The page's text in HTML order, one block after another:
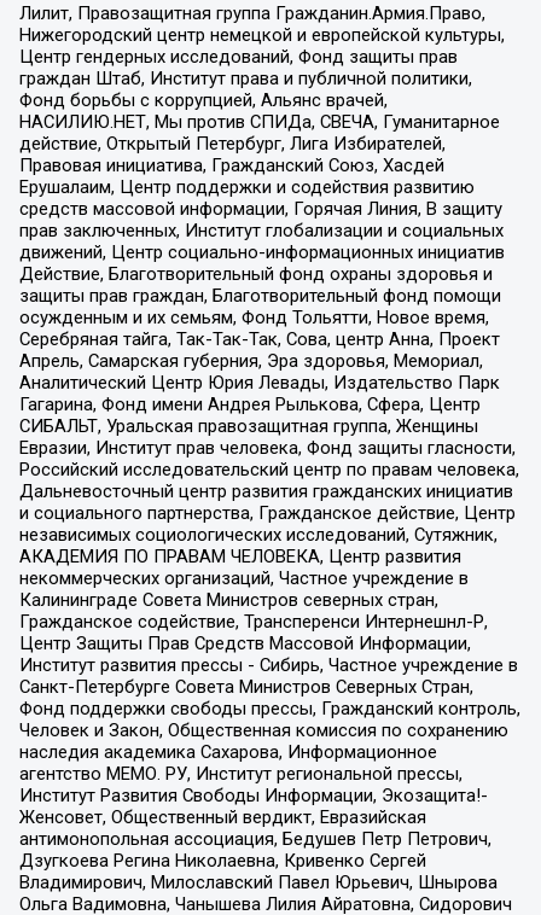
Лилит, Правозащитная группа Гражданин.Армия.Право,
Нижегородский центр немецкой и европейской культуры,
Центр гендерных исследований, Фонд защиты прав
граждан Штаб, Институт права и публичной политики,
Фонд борьбы с коррупцией, Альянс врачей,
НАСИЛИЮ.НЕТ, Мы против СПИДа, СВЕЧА, Гуманитарное
действие, Открытый Петербург, Лига Избирателей,
Правовая инициатива, Гражданский Союз, Хасдей
Ерушалаим, Центр поддержки и содействия развитию
средств массовой информации, Горячая Линия, В защиту
прав заключенных, Институт глобализации и социальных
движений, Центр социально-информационных инициатив
Действие, Благотворительный фонд охраны здоровья и
защиты прав граждан, Благотворительный фонд помощи
осужденным и их семьям, Фонд Тольятти, Новое время,
Серебряная тайга, Так-Так-Так, Сова, центр Анна, Проект
Апрель, Самарская губерния, Эра здоровья, Мемориал,
Аналитический Центр Юрия Левады, Издательство Парк
Гагарина, Фонд имени Андрея Рылькова, Сфера, Центр
СИБАЛЬТ, Уральская правозащитная группа, Женщины
Евразии, Институт прав человека, Фонд защиты гласности,
Российский исследовательский центр по правам человека,
Дальневосточный центр развития гражданских инициатив
и социального партнерства, Гражданское действие, Центр
независимых социологических исследований, Сутяжник,
АКАДЕМИЯ ПО ПРАВАМ ЧЕЛОВЕКА, Центр развития
некоммерческих организаций, Частное учреждение в
Калининграде Совета Министров северных стран,
Гражданское содействие, Трансперенси Интернешнл-Р,
Центр Защиты Прав Средств Массовой Информации,
Институт развития прессы - Сибирь, Частное учреждение в
Санкт-Петербурге Совета Министров Северных Стран,
Фонд поддержки свободы прессы, Гражданский контроль,
Человек и Закон, Общественная комиссия по сохранению
наследия академика Сахарова, Информационное
агентство МЕМО. РУ, Институт региональной прессы,
Институт Развития Свободы Информации, Экозащита!-
Женсовет, Общественный вердикт, Евразийская
антимонопольная ассоциация, Бедушев Петр Петрович,
Дзугкоева Регина Николаевна, Кривенко Сергей
Владимирович, Милославский Павел Юрьевич, Шнырова
Ольга Вадимовна, Чанышева Лилия Айратовна, Сидорович